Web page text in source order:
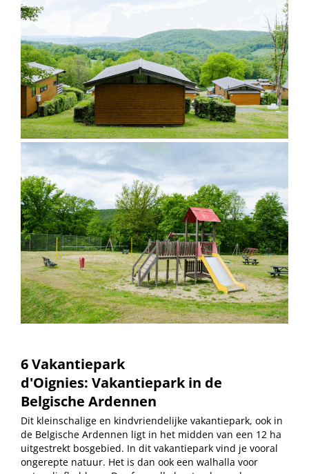
6 Vakantiepark
d'Oignies: Vakantiepark in de
Belgische Ardennen
Dit kleinschalige en kindvriendelijke vakantiepark, ook in
de Belgische Ardennen ligt in het midden van een 12 ha
uitgestrekt bosgebied. In dit vakantiepark vind je vooral
ongerepte natuur. Het is dan ook een walhalla voor